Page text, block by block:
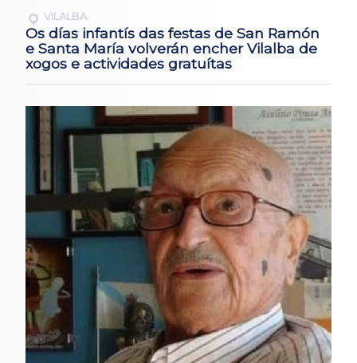
VILALBA
Os días infantís das festas de San Ramón
e Santa María volverán encher Vilalba de
xogos e actividades gratuítas